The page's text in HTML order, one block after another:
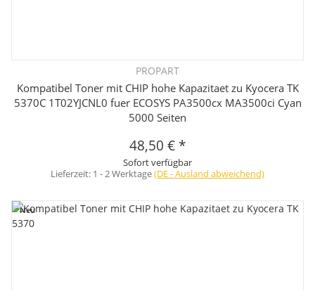
PROPART
Kompatibel Toner mit CHIP hohe Kapazitaet zu Kyocera TK
5370C 1T02YJCNL0 fuer ECOSYS PA3500cx MA3500ci Cyan
5000 Seiten
48,50 € *
Sofort verfügbar
Lieferzeit: 1 - 2 Werktage(DE - Ausland abweichend)
Neu